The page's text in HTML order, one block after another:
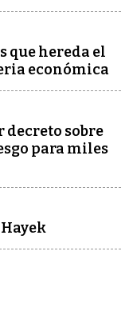
que hereda el
económica
sobre
para miles